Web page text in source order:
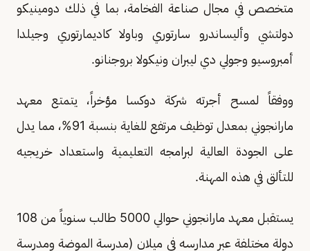
متخصص في مجال صناعة الفخامة، بما في ذلك دومينيكو
دولتشي وأليساندرو سارتوري وباولا كاديمارتوري وجيلدا
أمبروسيو وجولي دي ليبران ونيكولا بروجنانو.
ووفقاً لمسح أجرته شركة دوكسا مؤخراً، يتمتع معهد
مارانجوني بمعدل توظيف مرتفع للغاية بنسبة 91%، مما يدل
على الجودة العالية لبرامجه التعليمية واستعداد خريجيه
للتألق في هذه المهنة.
يستقبل معهد مارانجوني حوالي 5000 طالب سنوياً من 108
دولة مختلفة عبر مدارسه في ميلان (مدرسة الموضة ومدرسة